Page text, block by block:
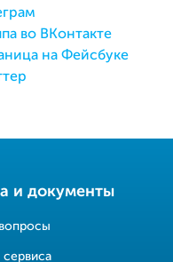
во ВКонтакте
на Фейсбуке
и документы
сервиса